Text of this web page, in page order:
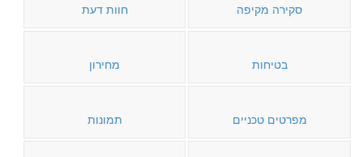
סקירה מקיפה חוות דעת
בטיחות מחירון
מפרטים טכניים תמונות